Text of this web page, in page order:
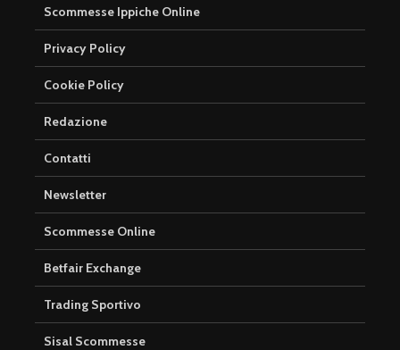
Scommesse Ippiche Online
Privacy Policy
Cookie Policy
Redazione
Contatti
Newsletter
Scommesse Online
Betfair Exchange
Trading Sportivo
Sisal Scommesse